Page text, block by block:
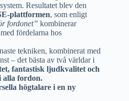
Resultatet blev den
plattformen, som enligt
fordonet” kombinerar
fördelarna hos
tekniken, kombinerat med
– det bästa av två världar i
fantastisk ljudkvalitet och
alla fordon.
högtalare i en ny